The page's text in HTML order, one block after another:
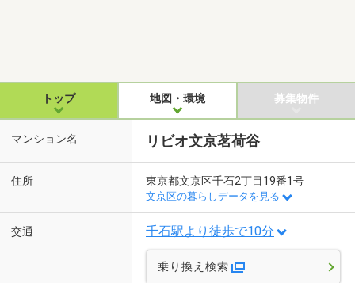
トップ 地図・環境 募集物件
マンション名 リビオ文京茗荷谷
住所 東京都文京区千石2丁目19番1号
文京区の暮らしデータを見る
交通 千石駅より徒歩で10分
乗り換え検索